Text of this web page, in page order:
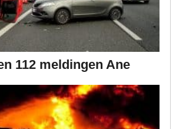
112 meldingen Ane